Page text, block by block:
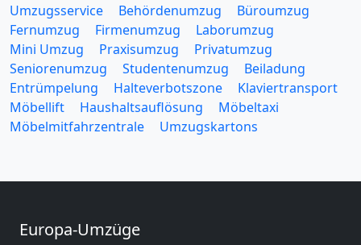
Umzugsservice Behördenumzug
Büroumzug
Fernumzug
Firmenumzug
Laborumzug
Mini Umzug
Praxisumzug
Privatumzug
Seniorenumzug
Studentenumzug
Beiladung
Entrümpelung
Halteverbotszone
Klaviertransport
Möbellift
Haushaltsauflösung
Möbeltaxi
Möbelmitfahrzentrale
Umzugskartons
Europa-Umzüge